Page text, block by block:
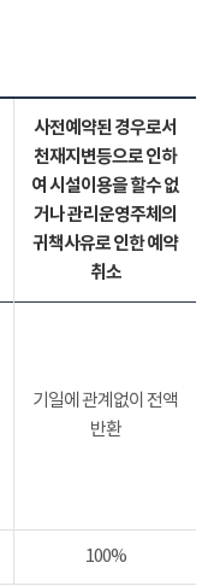
사전예약된 경우로서
천재지변등으로 인하
여 시설이용을 할수 없
거나 관리운영주체의
귀책사유로 인한 예약
취소
기일에 관계없이 전액
반환
100%